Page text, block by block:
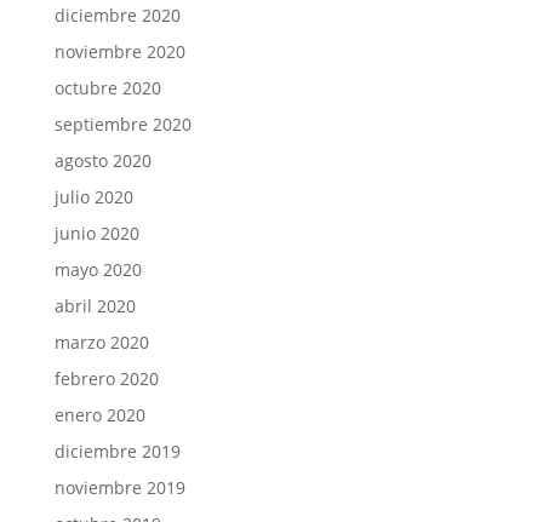
diciembre 2020
noviembre 2020
octubre 2020
septiembre 2020
agosto 2020
julio 2020
junio 2020
mayo 2020
abril 2020
marzo 2020
febrero 2020
enero 2020
diciembre 2019
noviembre 2019